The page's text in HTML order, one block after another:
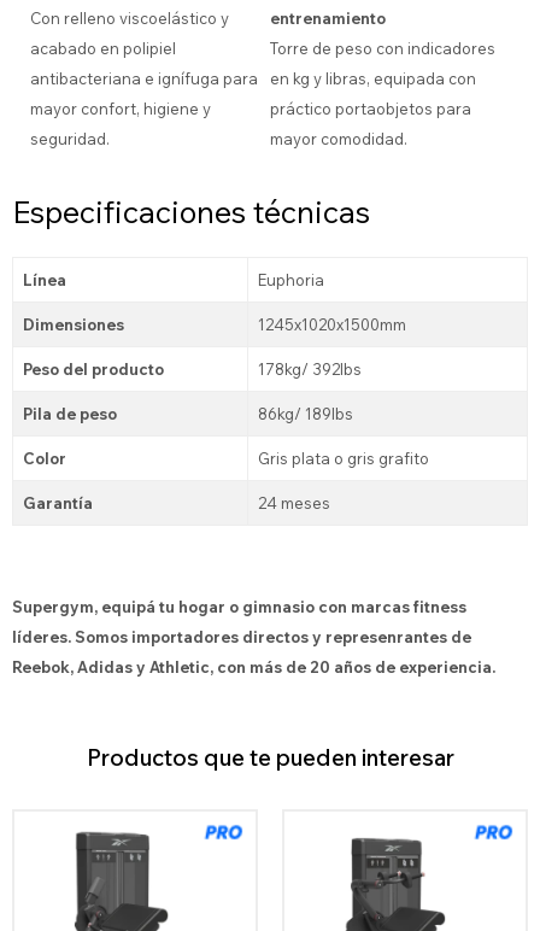
Con relleno viscoelástico y
acabado en polipiel
antibacteriana e ignífuga para
mayor confort, higiene y
seguridad.
entrenamiento
Torre de peso con indicadores
en kg y libras, equipada con
práctico portaobjetos para
mayor comodidad.
Especificaciones técnicas
Línea Euphoria
Dimensiones 1245x1020x1500mm
Peso del producto 178kg/ 392lbs
Pila de peso 86kg/ 189lbs
Color Gris plata o gris grafito
Garantía 24 meses
Supergym, equipá tu hogar o gimnasio con marcas fitness
líderes. Somos importadores directos y represenrantes de
Reebok, Adidas y Athletic, con más de 20 años de experiencia.
Productos que te pueden interesar